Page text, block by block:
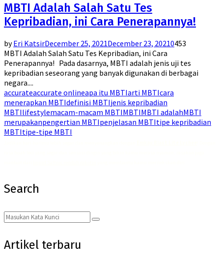
MBTI Adalah Salah Satu Tes
Kepribadian, ini Cara Penerapannya!
byEri KatsirDecember 25, 2021December 23, 20210453
MBTI Adalah Salah Satu Tes Kepribadian, ini Cara
Penerapannya! Pada dasarnya, MBTI adalah jenis uji tes
kepribadian seseorang yang banyak digunakan di berbagai
negara....
accurateaccurate onlineapa itu MBTIarti MBTIcara
menerapkan MBTIdefinisi MBTIjenis kepribadian
MBTIlifestylemacam-macam MBTIMBTIMBTI adalahMBTI
merupakanpengertian MBTIpenjelasan MBTItipe kepribadian
MBTItipe-tipe MBTI
Search
Search
for:
Search
Artikel terbaru